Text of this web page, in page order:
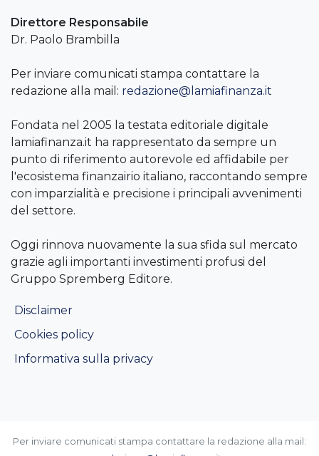
Direttore Responsabile
Dr. Paolo Brambilla
Per inviare comunicati stampa contattare la
redazione alla mail: redazione@lamiafinanza.it
Fondata nel 2005 la testata editoriale digitale
lamiafinanza.it ha rappresentato da sempre un
punto di riferimento autorevole ed affidabile per
l'ecosistema finanzairio italiano, raccontando sempre
con imparzialità e precisione i principali avvenimenti
del settore.
Oggi rinnova nuovamente la sua sfida sul mercato
grazie agli importanti investimenti profusi del
Gruppo Spremberg Editore.
Disclaimer
Cookies policy
Informativa sulla privacy
Per inviare comunicati stampa contattare la redazione alla mail: